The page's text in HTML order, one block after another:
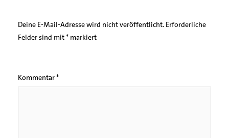
Deine E-Mail-Adresse wird nicht veröffentlicht. Erforderliche
Felder sind mit* markiert
Kommentar*